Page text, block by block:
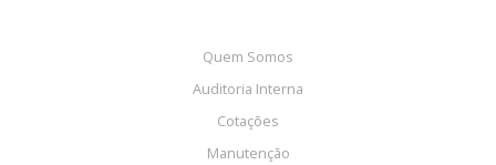
Quem Somos
Auditoria Interna
Cotações
Manutenção